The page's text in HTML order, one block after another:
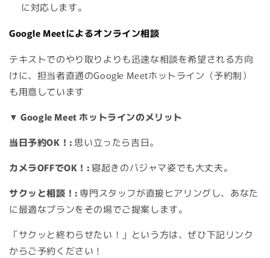
に対応します。
Google Meetによるオンライン相談
テキストでのやり取りよりも迅速な相談を希望される方向
けに、担当者直通のGoogle Meetホットライン（予約制）
も用意しています
▼ Google Meet ホットラインのメリット
当日予約OK！:思い立ったら吉日。
カメラOFFでOK！:寝起きのパジャマ姿でも大丈夫。
サクッと相談！:専門スタッフが直接ヒアリングし、あなた
に最適なプランをその場でご提案します。
「サクッと終わらせたい！」という方は、ぜひ下記リンク
からご予約ください！